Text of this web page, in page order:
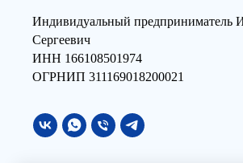
Индивидуальный предприниматель
Сергеевич
ИНН 166108501974
ОГРНИП 311169018200021